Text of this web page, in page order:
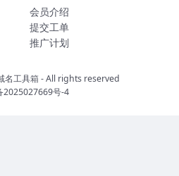
会员介绍
提交工单
推广计划
名工具箱 - All rights reserved
2025027669号-4